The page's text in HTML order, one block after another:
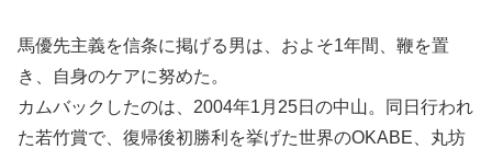
馬優先主義を信条に掲げる男は、およそ1年間、鞭を置
き、自身のケアに努めた。
カムバックしたのは、2004年1月25日の中山。同日行われ
た若竹賞で、復帰後初勝利を挙げた世界のOKABE、丸坊